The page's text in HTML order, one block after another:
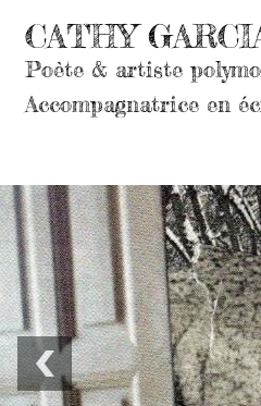
CATHY
Poète & artiste
Accompagnatrice en